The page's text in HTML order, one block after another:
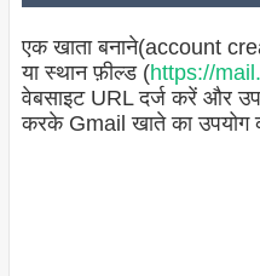
एक खाता बनाने(account
या स्थान फ़ील्ड (https://
वेबसाइट URL दर्ज करें और
करके Gmail खाते का उपयोग